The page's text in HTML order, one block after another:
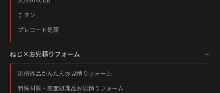
チタン
プレコート処理
ねじ×お見積りフォーム
規格外品かんたんお見積りフォーム
特殊材質・表面処理品お見積りフォーム